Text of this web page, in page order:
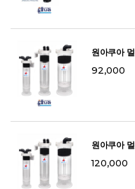
원아쿠아
92,000
원아쿠아
120,000